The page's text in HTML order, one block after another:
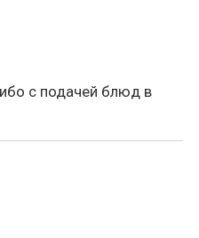
с подачей блюд в